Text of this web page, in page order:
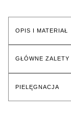
OPIS I MATERIAŁ
GŁÓWNE ZALETY
PIELĘGNACJA